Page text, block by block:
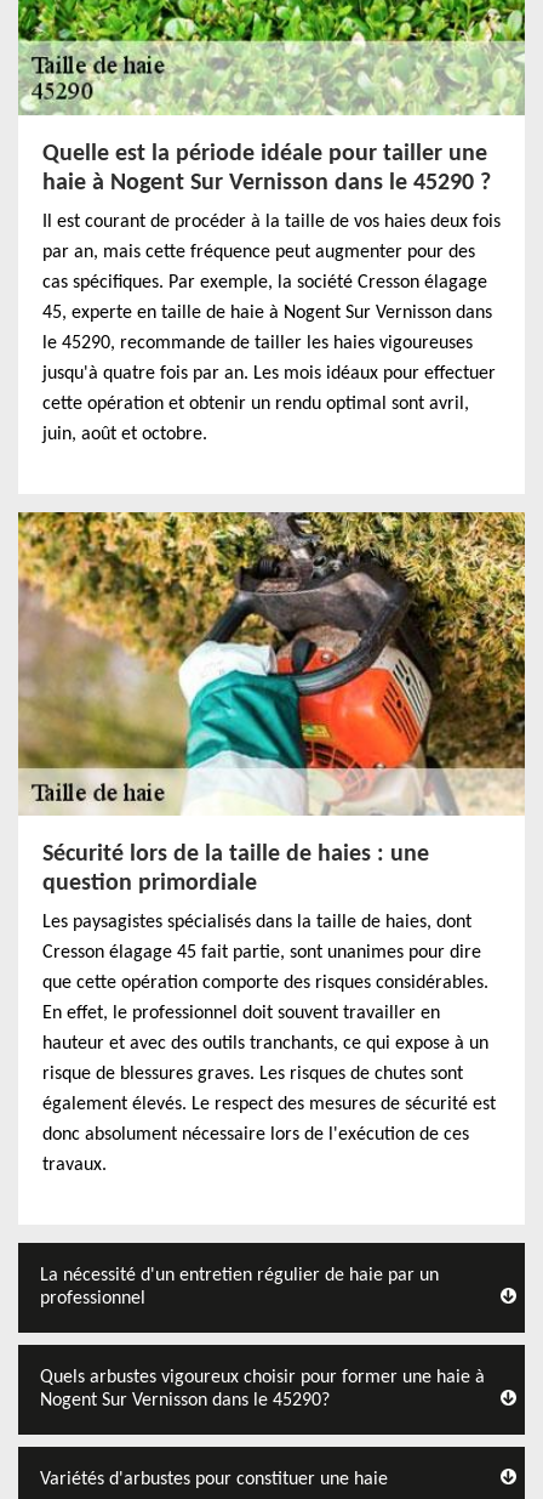
Quelle est la période idéale pour tailler une
haie à Nogent Sur Vernisson dans le 45290 ?
Il est courant de procéder à la taille de vos haies deux fois
par an, mais cette fréquence peut augmenter pour des
cas spécifiques. Par exemple, la société Cresson élagage
45, experte en taille de haie à Nogent Sur Vernisson dans
le 45290, recommande de tailler les haies vigoureuses
jusqu'à quatre fois par an. Les mois idéaux pour effectuer
cette opération et obtenir un rendu optimal sont avril,
juin, août et octobre.
Sécurité lors de la taille de haies : une
question primordiale
Les paysagistes spécialisés dans la taille de haies, dont
Cresson élagage 45 fait partie, sont unanimes pour dire
que cette opération comporte des risques considérables.
En effet, le professionnel doit souvent travailler en
hauteur et avec des outils tranchants, ce qui expose à un
risque de blessures graves. Les risques de chutes sont
également élevés. Le respect des mesures de sécurité est
donc absolument nécessaire lors de l'exécution de ces
travaux.
La nécessité d'un entretien régulier de haie par un
professionnel
Quels arbustes vigoureux choisir pour former une haie à
Nogent Sur Vernisson dans le 45290?
Variétés d'arbustes pour constituer une haie